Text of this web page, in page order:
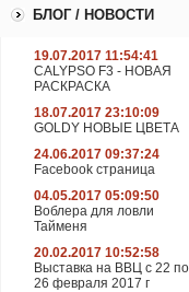
БЛОГ / НОВОСТИ
19.07.2017 11:54:41
CALYPSO F3 - НОВАЯ
РАСКРАСКА
18.07.2017 23:10:09
GOLDY НОВЫЕ ЦВЕТА
24.06.2017 09:37:24
Facebook страница
04.05.2017 05:09:50
Воблера для ловли
Тайменя
20.02.2017 10:52:58
Выставка на ВВЦ с 22 по
26 февраля 2017 г